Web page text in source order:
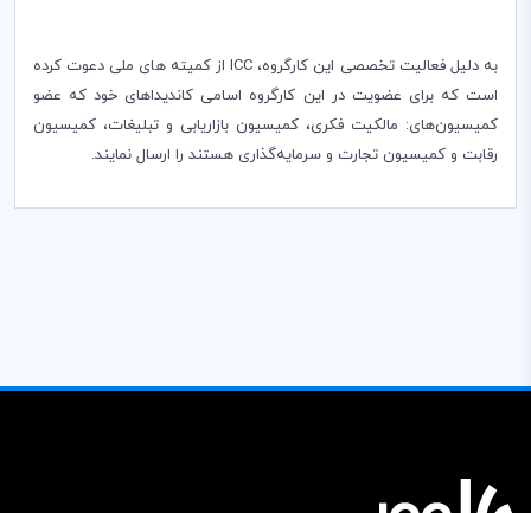
به دلیل فعالیت تخصصی این کارگروه‌، ‌ICC از کمیته های ملی دعوت کرده
است که برای عضویت در این کارگروه اسامی کاندیداهای خود که عضو
کمیسیون‌های: مالکیت فکری، کمیسیون بازاریابی ‌و تبلیغات‌، کمیسیون
رقابت و کمیسیون تجارت و سرمایه‌گذاری هستند را ارسال نمایند.